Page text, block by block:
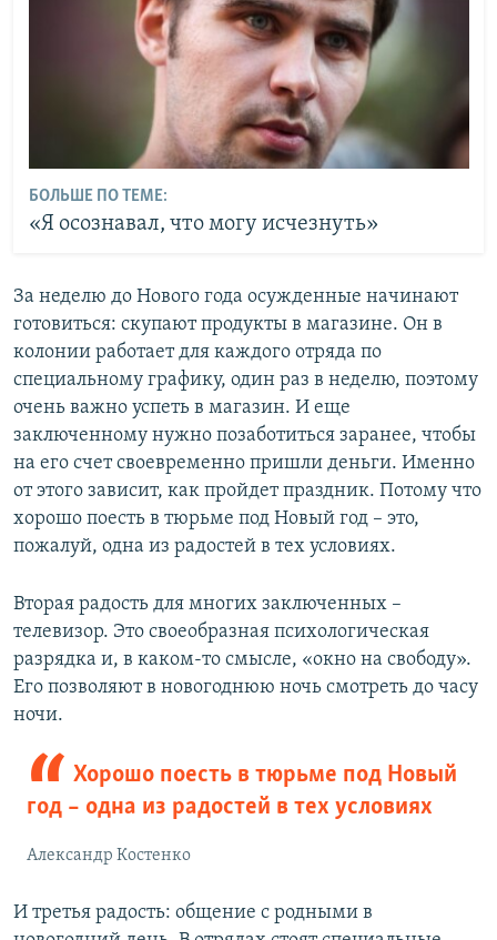
БОЛЬШЕ ПО ТЕМЕ:
«Я осознавал, что могу исчезнуть»
За неделю до Нового года осужденные начинают
готовиться: скупают продукты в магазине. Он в
колонии работает для каждого отряда по
специальному графику, один раз в неделю, поэтому
очень важно успеть в магазин. И еще
заключенному нужно позаботиться заранее, чтобы
на его счет своевременно пришли деньги. Именно
от этого зависит, как пройдет праздник. Потому что
хорошо поесть в тюрьме под Новый год – это,
пожалуй, одна из радостей в тех условиях.
Вторая радость для многих заключенных –
телевизор. Это своеобразная психологическая
разрядка и, в каком-то смысле, «окно на свободу».
Его позволяют в новогоднюю ночь смотреть до часу
ночи.
Хорошо поесть в тюрьме под Новый
год – одна из радостей в тех условиях
Александр Костенко
И третья радость: общение с родными в